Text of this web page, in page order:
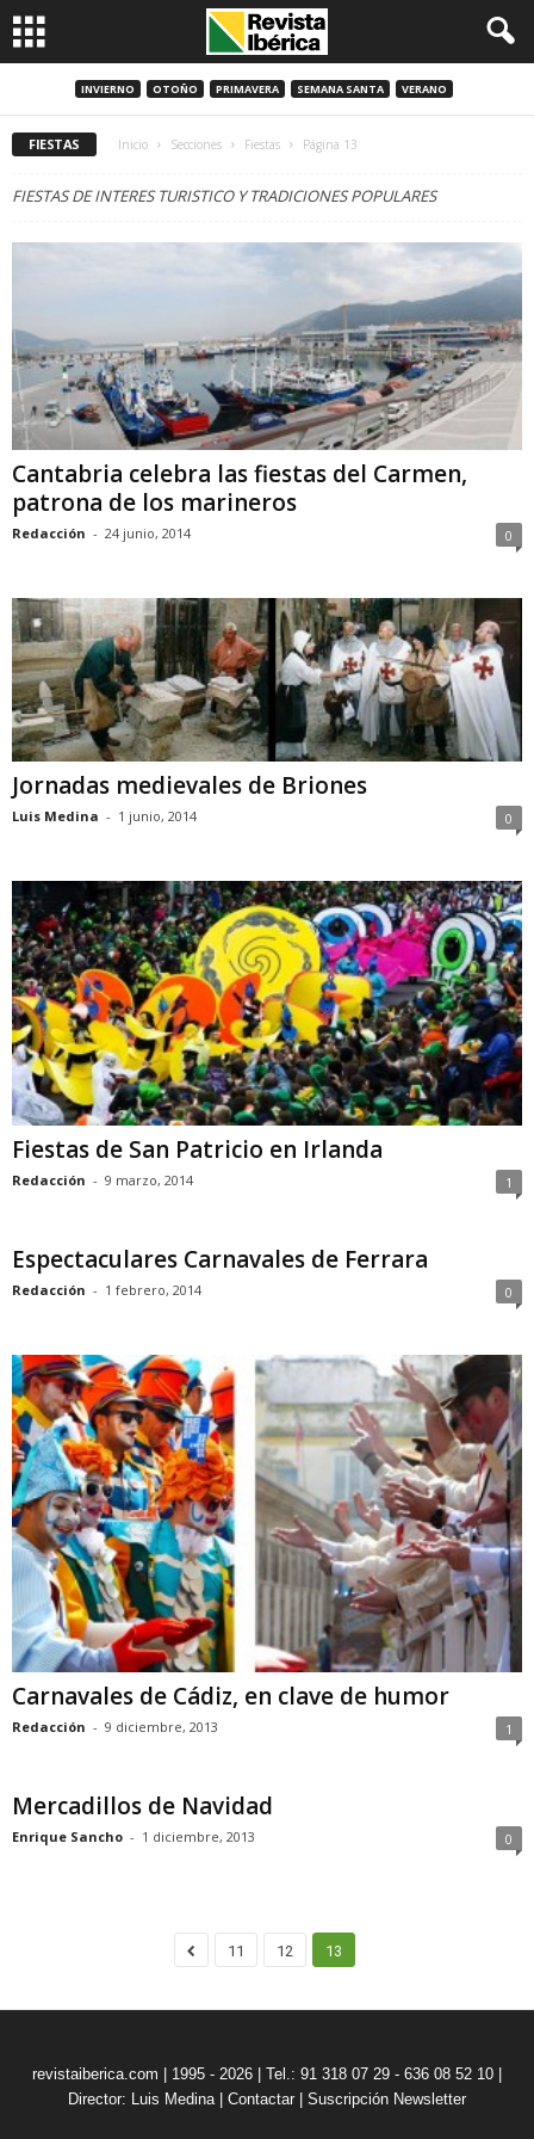
INVIERNO OTOÑO PRIMAVERA SEMANA SANTA VERANO
FIESTAS Inicio Secciones Fiestas Página 13
FIESTAS DE INTERES TURISTICO Y TRADICIONES POPULARES
Cantabria celebra las fiestas del Carmen,
patrona de los marineros
Redacción - 24 junio, 2014 0
Jornadas medievales de Briones
Luis Medina - 1 junio, 2014 0
Fiestas de San Patricio en Irlanda
Redacción - 9 marzo, 2014 1
Espectaculares Carnavales de Ferrara
Redacción - 1 febrero, 2014 0
Carnavales de Cádiz, en clave de humor
Redacción - 9 diciembre, 2013 1
Mercadillos de Navidad
Enrique Sancho - 1 diciembre, 2013 0
11 12 13
revistaiberica.com | 1995 - 2026 | Tel.: 91 318 07 29 - 636 08 52 10 |
Director: Luis Medina
Contactar Suscripción Newsletter